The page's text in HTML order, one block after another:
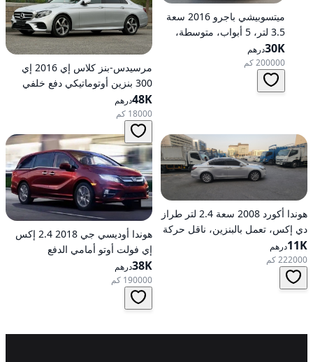
ميتسوبيشي باجرو 2016 سعة
3.5 لتر، 5 أبواب، متوسطة،
تعمل بالبنزين، أوتوماتيكية، دفع
رباعي
30Kدرهم
200000 كم
مرسيدس-بنز كلاس إي 2016 إي
300 بنزين أوتوماتيكي دفع خلفي
48Kدرهم
18000 كم
هوندا أكورد 2008 سعة 2.4 لتر طراز
دي إكس، تعمل بالبنزين، ناقل حركة
أوتوماتيكي، دفع أمامي
11Kدرهم
222000 كم
هوندا أوديسي جي 2018 2.4 إكس
إي فولت أوتو أمامي الدفع
38Kدرهم
190000 كم